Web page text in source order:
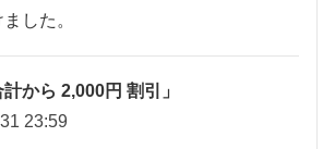
した。
計から 2,000円 割引」
23:59